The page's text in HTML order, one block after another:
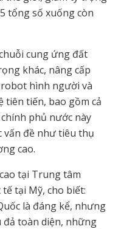
tổng số xuống còn
cung ứng đất
khác, nâng cấp
hình người và
tiên tiến, bao gồm cả
phủ nước này
vấn đề như tiêu thụ
cao.
tại Trung tâm
tại Mỹ, cho biết:
là đáng kể, nhưng
đả toàn diện, những